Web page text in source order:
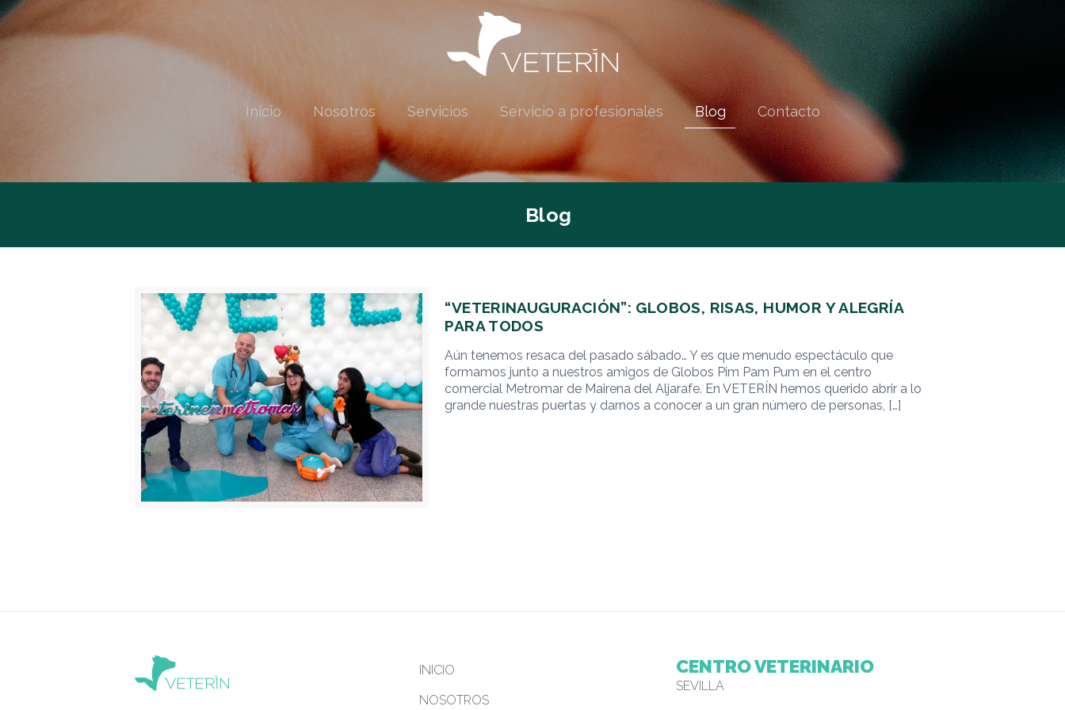
Inicio Nosotros Servicios Servicio a profesionales Blog Contacto
Blog
“VETERINAUGURACIÓN”: GLOBOS, RISAS, HUMOR Y ALEGRÍA
PARA TODOS
Aún tenemos resaca del pasado sábado… Y es que menudo espectáculo que
formamos junto a nuestros amigos de Globos Pim Pam Pum en el centro
comercial Metromar de Mairena del Aljarafe. En VETERÍN hemos querido abrir a lo
grande nuestras puertas y darnos a conocer a un gran número de personas, […]
INICIO
NOSOTROS
CENTRO VETERINARIO
SEVILLA